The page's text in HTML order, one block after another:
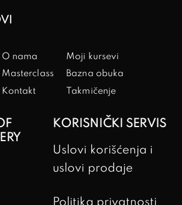
O nama
Masterclass
Kontakt
Moji kursevi
Bazna obuka
Takmičenje
KORISNIČKI SERVIS
Uslovi korišćenja i
uslovi prodaje
Politika privatnosti